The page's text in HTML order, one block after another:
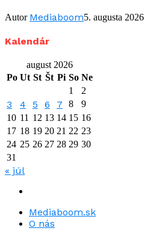
Autor Mediaboom5. augusta 2026
Kalendár
august 2026
Po Ut St Št Pi So Ne
1
2
3 4 5 6 7 8
9
10 11 12 13 14 15 16
17 18 19 20 21 22 23
24 25 26 27 28 29 30
31
« júl
Mediaboom.sk
O nás